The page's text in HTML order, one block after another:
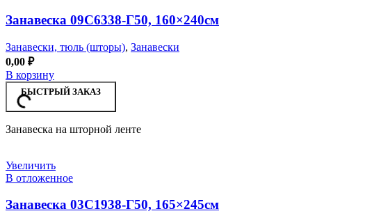
Занавеска 09С6338-Г50, 160×240см
Занавески, тюль (шторы), Занавески
0,00 ₽
В корзину
БЫСТРЫЙ ЗАКАЗ
Занавеска на шторной ленте
Увеличить
В отложенное
Занавеска 03С1938-Г50, 165×245см